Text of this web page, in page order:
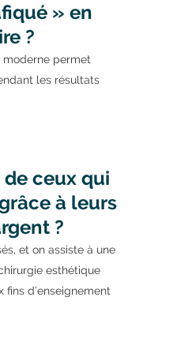
» en
?
moderne permet
les résultats
de ceux qui
à leurs
?
et on assiste à une
esthétique
d’enseignement